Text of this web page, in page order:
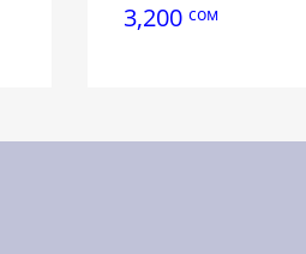
3,200 сом